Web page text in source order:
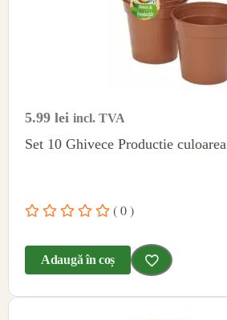
5.99 lei incl. TVA
Set 10 Ghivece Productie
( 0 )
Adaugă în coș